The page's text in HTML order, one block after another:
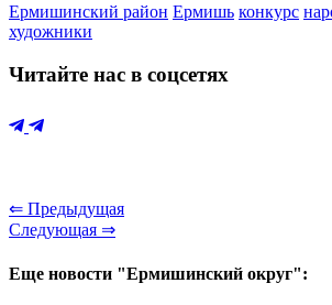
Ермишинский район Ермишь конкурс
художники
Читайте нас в соцсетях
⇐ Предыдущая
Следующая ⇒
Еще новости "Ермишинский округ":